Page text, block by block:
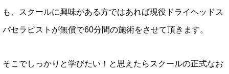
も、スクールに興味がある方ではあれば現役ドライヘッドス
パセラピストが無償で60分間の施術をさせて頂きます。
そこでしっかりと学びたい！と思えたらスクールの正式なお